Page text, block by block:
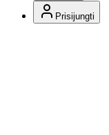
Prisijungti